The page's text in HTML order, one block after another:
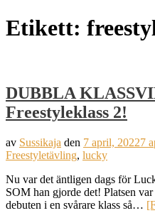
Etikett:
DUBBLA
Freestyleklass 2!
av Sussikaja den 7 april, 20227
Freestyletävling, lucky
Nu var det äntligen dags för
SOM han gjorde det! Platsen
debuten i en svårare klass så…